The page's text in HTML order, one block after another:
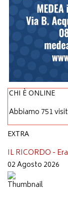
CHI È ONLINE
Abbiamo 751
EXTRA
IL RICORDO -
02 Agosto 2026